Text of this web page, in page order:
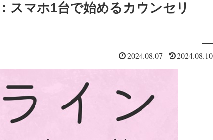
スマホ1台で始めるカウンセリ
2024.08.07 2024.08.10